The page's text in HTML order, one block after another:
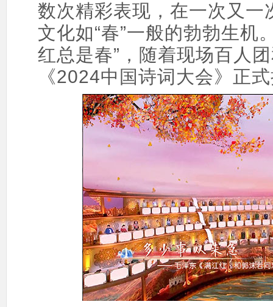
数次精彩表现，在一次又
文化如“春”一般的勃勃生机
红总是春”，随着现场百人
《2024中国诗词大会》正